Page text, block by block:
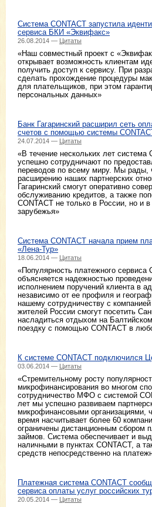
Система CONTACT запустила
сервиса БКИ «Эквифакс»
26.08.2014 — Цитаты
«Наш совместный проект с
открывает возможность клиентам
получить доступ к сервису. При
сделать прохождение процедуры
для плательщиков, при этом
персональных данных»
Банк Гагаринский расширил сеть
счетов с помощью системы
24.07.2014 — Цитаты
«В течение нескольких лет система
успешно сотрудничают по
переводов по всему миру. Мы рады,
расширению наших партнерских
Гагаринский смогут оперативно
обслуживанию кредитов, а также
CONTACT не только в России, но и
зарубежья»
Система CONTACT начала прием
«Лена-Тур»
18.06.2014 — Цитаты
«Популярность платежного сервиса
объясняется надежностью
исполнением поручений клиента в
независимо от ее профиля и
нашему сотрудничеству с
жителей России смогут посетить
насладиться отдыхом на
поездку с помощью CONTACT в
К системе CONTACT подключился
03.06.2014 — Цитаты
«Стремительному росту
микрофинансирования во многом
сотрудничество МФО с системой
лет мы успешно развиваем
микрофинансовыми организациями,
время насчитывает более 60
ограничены дистанционным сбором
займов. Система обеспечивает и
наличными в пунктах CONTACT, а
средств непосредственно на
Платежная система CONTACT
сервиса оплаты услуг российских
20.05.2014 — Цитаты